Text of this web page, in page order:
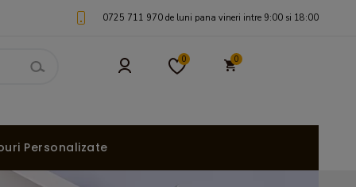
0725 711 970 de luni pana vineri intre 9:00 si 18:00
0 0
Personalizate